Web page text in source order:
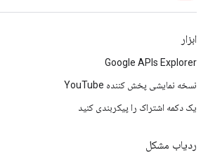
ابزار
Google APIs Explorer
نسخه نمایشی پخش کننده YouTube
یک دکمه اشتراک را پیکربندی کنید
ردیاب مشکل